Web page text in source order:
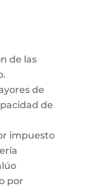
de las
de
de
impuesto
por